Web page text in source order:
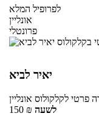
לפרופיל המלא
אונליין
פרונטלי
יאיר לביא
פרטי לקלקולוס אונליין
150 ₪ לשעה